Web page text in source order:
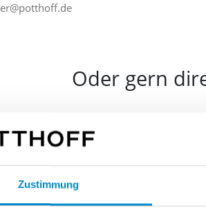
Zustimmung
Oder gern
Name
E-Mail